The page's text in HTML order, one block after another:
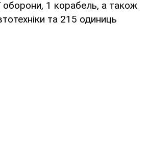
оборони, 1 корабель, а також
та 215 одиниць